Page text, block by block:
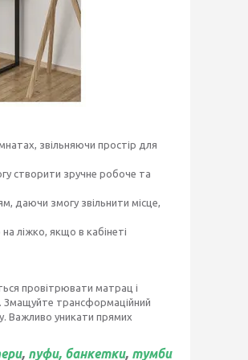
звільняючи простір для
створити зручне робоче та
даючи змогу звільнити місце,
ліжко, якщо в кабінеті
провітрювати матрац і
Змащуйте трансформаційний
Важливо уникати прямих
, пуфи, банкетки, тумби